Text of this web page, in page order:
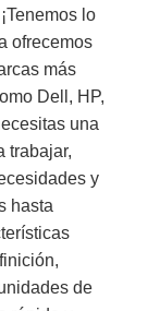
lo
ofrecemos
más
Dell, HP,
una
trabajar,
y
hasta
de